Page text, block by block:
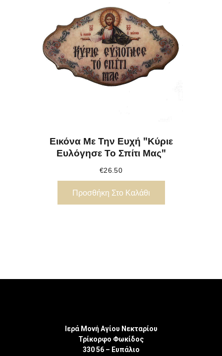
Εικόνα Με Την Ευχή "Κύριε
Ευλόγησε Το Σπίτι Μας"
€26.50
Προσθήκη Στο Καλάθι
Ιερά Μονή Αγίου Νεκταρίου
Τρίκορφο Φωκίδος
330 56 – Ευπάλιο